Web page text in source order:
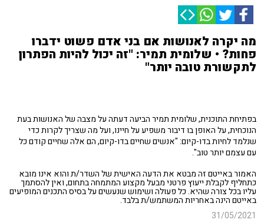
מה יקרה לאנושות אם בני אדם פשוט ידברו
פחות? • שלומית תמיר: "זה יכול להיות הפתרון
לתקשורת טובה יותר"
בפתיחת התוכנית, שלומית תמיר הביעה דעתה על מצבה של האנושות בעת
הנוכחית, על האופן בו דיבור משפיע על חיינו, ועל מה שצריך לקרות כדי
שנלמד לחיות בדו-קיום: "אנשים שחיים בדו-קיום, הם אלה שחיים קודם כל
עם עצמם יותר טוב".
האמור באייטם זה מבטא את הדעה האישית של השדר/ת והוא אינו מובא
כתחליף לקבלת ייעוץ פרטני מבעל מקצוע המתמחה בתחום, ואין להסתמך
עליו בכל צורה שהיא. כל פעולה ושימוש שנעשים על בסיס התכנים המופיעים
באייטם הינה באחריות המשתמש/ת בלבד.
31/05/2021